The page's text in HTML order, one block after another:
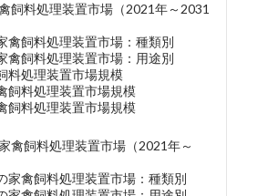
飼料処理装置市場（2021年～2031
禽飼料処理装置市場：種類別
禽飼料処理装置市場：用途別
料処理装置市場規模
飼料処理装置市場規模
飼料処理装置市場規模
禽飼料処理装置市場（2021年～
家禽飼料処理装置市場：種類別